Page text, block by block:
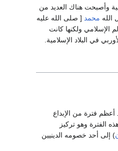
وأصبحت هناك العديد من
الله محمد [ صلى الله عليه
المهمة واستمرت 4 إلى 5 قرون تحكم العالم الإسلامي ولكنها كانت
في البلاد الإسلامية.
أعظم فترة من الإبداع
الفترة وهو تركيز
) إلى أحد خصومه الدينيين